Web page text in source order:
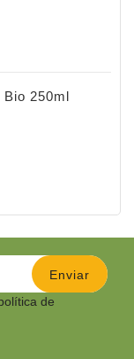
250ml
de